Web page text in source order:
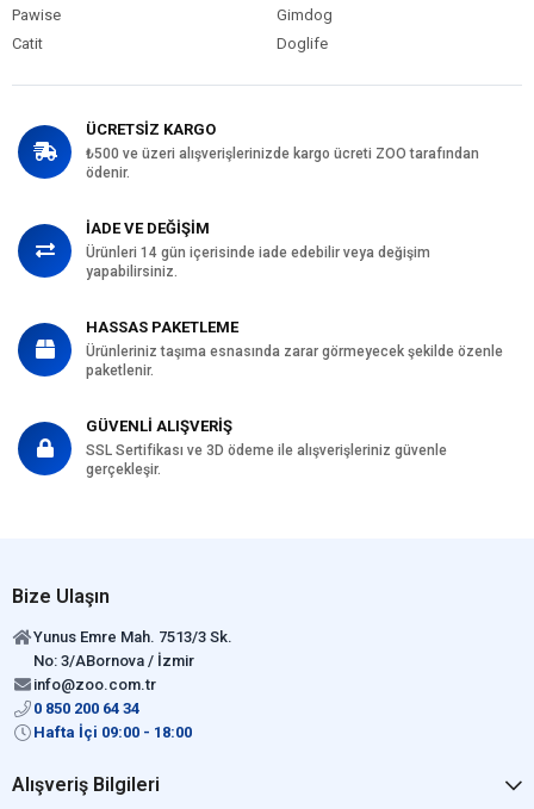
Pawise
Gimdog
Catit
Doglife
ÜCRETSİZ KARGO
₺500 ve üzeri alışverişlerinizde kargo ücreti ZOO tarafından
ödenir.
İADE VE DEĞİŞİM
Ürünleri 14 gün içerisinde iade edebilir veya değişim
yapabilirsiniz.
HASSAS PAKETLEME
Ürünleriniz taşıma esnasında zarar görmeyecek şekilde özenle
paketlenir.
GÜVENLİ ALIŞVERİŞ
SSL Sertifikası ve 3D ödeme ile alışverişleriniz güvenle
gerçekleşir.
Bize Ulaşın
Yunus Emre Mah. 7513/3 Sk.
No: 3/ABornova / İzmir
info@zoo.com.tr
0 850 200 64 34
Hafta İçi 09:00 - 18:00
Alışveriş Bilgileri